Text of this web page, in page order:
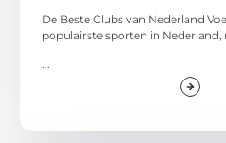
De Beste Clubs van Nederland
populairste sporten in Nederland,
...